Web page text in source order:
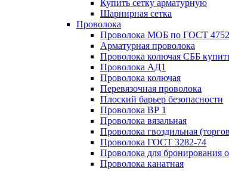
Купить сетку арматурную
Шарнирная сетка
Проволока
Проволока МОБ по ГОСТ
Арматурная проволока
Проволока колючая СББ
Проволока АД1
Проволока колючая
Перевязочная проволока
Плоский барьер безопасности
Проволока ВР 1
Проволока вязальная
Проволока гвоздильная
Проволока ГОСТ 3282-74
Проволока для бронирования
Проволока канатная